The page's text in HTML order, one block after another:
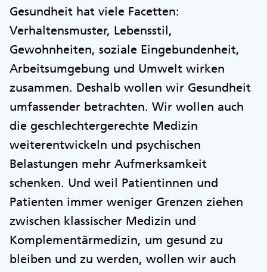
Gesundheit hat viele Facetten:
Verhaltensmuster, Lebensstil,
Gewohnheiten, soziale Eingebundenheit,
Arbeitsumgebung und Umwelt wirken
zusammen. Deshalb wollen wir Gesundheit
umfassender betrachten. Wir wollen auch
die geschlechtergerechte Medizin
weiterentwickeln und psychischen
Belastungen mehr Aufmerksamkeit
schenken. Und weil Patientinnen und
Patienten immer weniger Grenzen ziehen
zwischen klassischer Medizin und
Komplementärmedizin, um gesund zu
bleiben und zu werden, wollen wir auch